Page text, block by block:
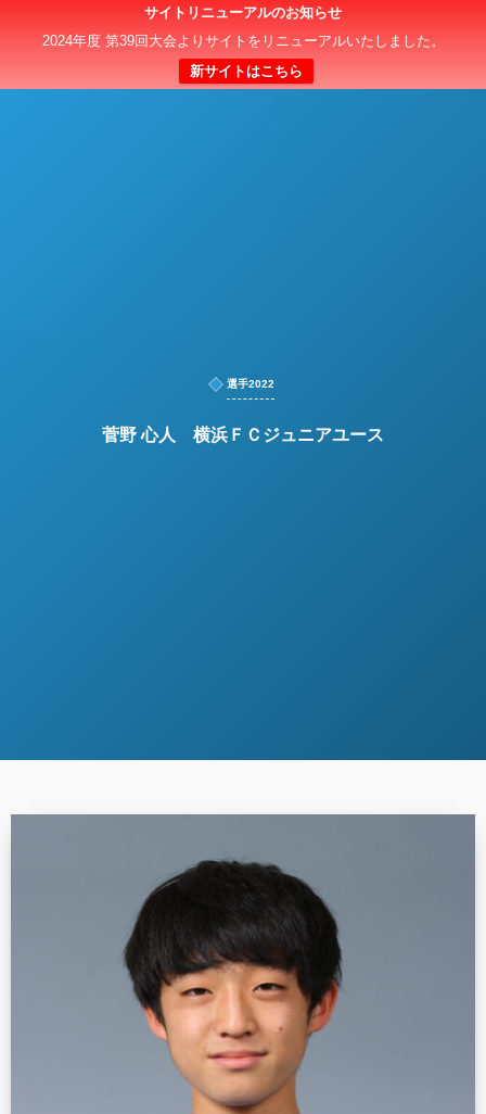
サイトリニューアルのお知らせ
2024年度 第39回大会よりサイトをリニューアルいたしました。
新サイトはこちら
日本クラブユースサッカー選手権（U-15）大会
選手2022
菅野 心人 横浜ＦＣジュニアユース